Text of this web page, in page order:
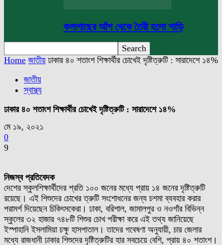
কলাগাছের আঁশ থেকে তৈরী হলো শাড়ি
Home জাতীয় ঢাকার ৪০ শতাংশ শিক্ষার্থীর চোখেই দৃষ্টিত্রুটি : সারাদেশে ১৪%
জাতীয়
স্বাস্থ্য
ঢাকার ৪০ শতাংশ শিক্ষার্থীর চোখেই দৃষ্টিত্রুটি : সারাদেশে ১৪%
মে ১৯, ২০২১
0
9
নিজস্ব প্রতিবেদক
দেশের স্কুলশিক্ষার্থীদের প্রতি ১০০ জনের মধ্যে প্রায় ১৪ জনের দৃষ্টিত্রুটি
রয়েছে। এই শিশুদের চোখের ত্রুটি সংশোধনের জন্য চশমা ব্যবহার করার
পরামর্শ দিয়েছেন চিকিৎসকেরা। ঢাকা, বরিশাল, জামালপুর ও নওগাঁর বিভিন্ন
স্কুলের ৩২ হাজার ৭৪৮টি শিশুর চোখ পরীক্ষা করে এই তথ্য জানিয়েছে
ইস্পাহানি ইসলামিয়া চক্ষু হাসপাতাল। তাদের গবেষণা অনুযায়ী, চার জেলার
মধ্যে রাজধানী ঢাকার শিশুদের দৃষ্টিত্রুটির হার সবচেয়ে বেশি, প্রায় ৪০ শতাংশ।